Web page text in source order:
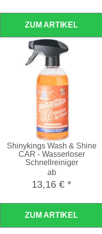
ZUM ARTIKEL
Shinykings Wash & Shine
CAR - Wasserloser
Schnellreiniger
ab
13,16 €*
ZUM ARTIKEL